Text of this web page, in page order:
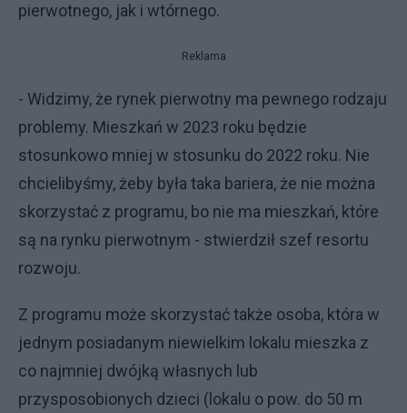
pierwotnego, jak i wtórnego.
Reklama
- Widzimy, że rynek pierwotny ma pewnego rodzaju
problemy. Mieszkań w 2023 roku będzie
stosunkowo mniej w stosunku do 2022 roku. Nie
chcielibyśmy, żeby była taka bariera, że nie można
skorzystać z programu, bo nie ma mieszkań, które
są na rynku pierwotnym - stwierdził szef resortu
rozwoju.
Z programu może skorzystać także osoba, która w
jednym posiadanym niewielkim lokalu mieszka z
co najmniej dwójką własnych lub
przysposobionych dzieci (lokalu o pow. do 50 m